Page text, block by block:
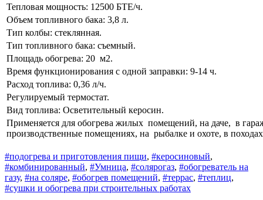
Тепловая мощность: 12500 БТЕ/ч.
Объем топливного бака: 3,8 л.
Тип колбы: стеклянная.
Тип топливного бака: съемный.
Площадь обогрева: 20 м2.
Время функционирования с одной заправки: 9-14 ч.
Расход топлива: 0,36 л/ч.
Регулируемый термостат.
Вид топлива: Осветительный керосин.
Применяется для обогрева жилых помещений, на даче, в
производственные помещениях, на рыбалке и охоте, в
#подогрева и приготовления пищи, #керосиновый,
#комбинированный, #Умница, #солярогаз, #обогреватель на
газу, #на соляре, #обогрев помещений, #террас, #теплиц,
#сушки и обогрева при строительных работах